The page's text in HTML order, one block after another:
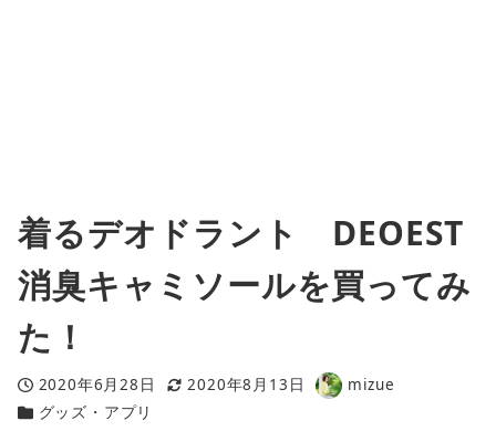
着るデオドラント DEOEST
消臭キャミソールを買ってみ
た！
投稿日
2020年6月28日
更新日
2020年8月13日
著
mizue
カテゴリー
グッズ・アプリ